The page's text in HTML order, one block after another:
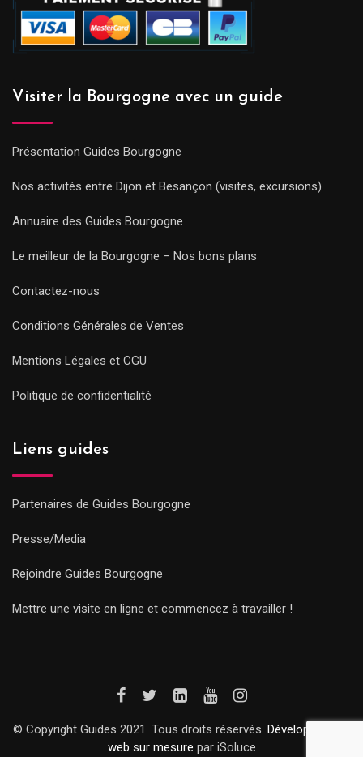
Visiter la Bourgogne avec un guide
Présentation Guides Bourgogne
Nos activités entre Dijon et Besançon (visites, excursions)
Annuaire des Guides Bourgogne
Le meilleur de la Bourgogne – Nos bons plans
Contactez-nous
Conditions Générales de Ventes
Mentions Légales et CGU
Politique de confidentialité
Liens guides
Partenaires de Guides Bourgogne
Presse/Media
Rejoindre Guides Bourgogne
Mettre une visite en ligne et commencez à travailler !
© Copyright Guides 2021. Tous droits réservés. Développement
web sur mesure par iSoluce